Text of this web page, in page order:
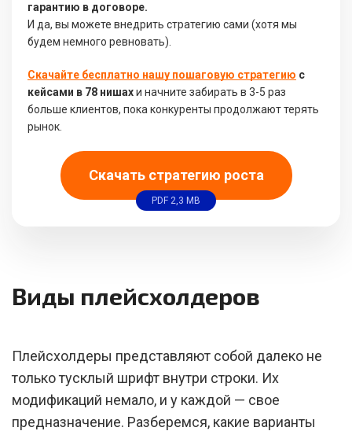
гарантию в договоре.
И да, вы можете внедрить стратегию сами (хотя мы
будем немного ревновать).
Скачайте бесплатно нашу пошаговую стратегию с
кейсами в 78 нишахи начните забирать в 3-5 раз
больше клиентов, пока конкуренты продолжают терять
рынок.
Скачать стратегию роста
PDF 2,3 MB
Виды плейсхолдеров
Плейсхолдеры представляют собой далеко не
только тусклый шрифт внутри строки. Их
модификаций немало, и у каждой — свое
предназначение. Разберемся, какие варианты